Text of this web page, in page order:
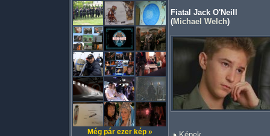
Még pár ezer kép »
Fiatal Jack O'Neill
(Michael Welch)